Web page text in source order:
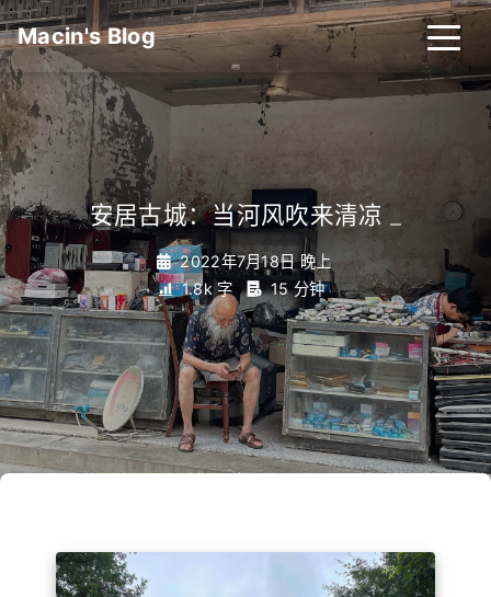
Macin's Blog
安居古城：当河风吹来清凉
2022年7月18日 晚上
1.8k 字
15 分钟